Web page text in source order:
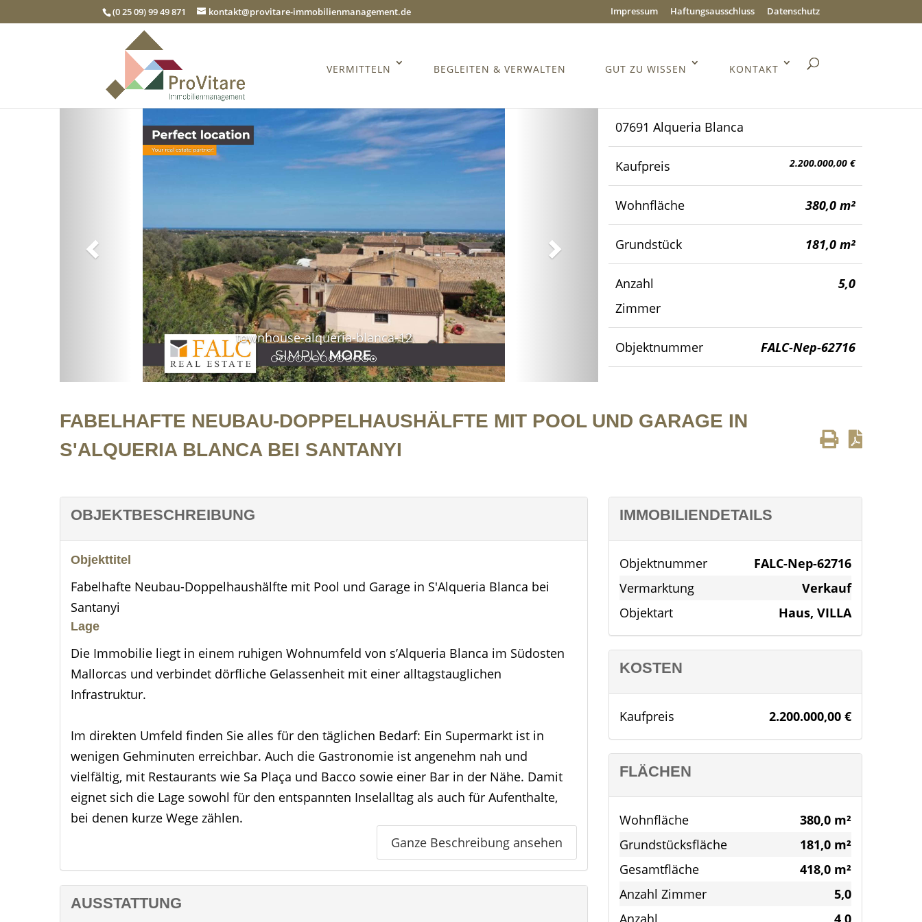
(0 25 09) 99 49 871 kontakt@provitare-immobilienmanagement.de Impressum Haftungsausschluss Datenschutz
VERMITTELN BEGLEITEN & VERWALTEN GUT ZU WISSEN KONTAKT
townhouse-alqueria-blanca-12
07691 Alqueria Blanca
Kaufpreis 2.200.000,00 €
Wohnfläche 380,0 m²
Grundstück 181,0 m²
Anzahl
Zimmer
5,0
Objektnummer FALC-Nep-62716
FABELHAFTE NEUBAU-DOPPELHAUSHÄLFTE MIT POOL UND GARAGE IN
S'ALQUERIA BLANCA BEI SANTANYI
OBJEKTBESCHREIBUNG
Objekttitel
Fabelhafte Neubau-Doppelhaushälfte mit Pool und Garage in S'Alqueria Blanca bei
Santanyi
Lage
Die Immobilie liegt in einem ruhigen Wohnumfeld von s’Alqueria Blanca im Südosten
Mallorcas und verbindet dörfliche Gelassenheit mit einer alltagstauglichen
Infrastruktur.
Im direkten Umfeld finden Sie alles für den täglichen Bedarf: Ein Supermarkt ist in
wenigen Gehminuten erreichbar. Auch die Gastronomie ist angenehm nah und
vielfältig, mit Restaurants wie Sa Plaça und Bacco sowie einer Bar in der Nähe. Damit
eignet sich die Lage sowohl für den entspannten Inselalltag als auch für Aufenthalte,
bei denen kurze Wege zählen.
Für die Mobilität ist ebenfalls gut gesorgt. Eine Bushaltestelle liegt fußläufig, sodass Sie
Region in kurzer Zeit, was Ausflüge an die Küste und in die umliegenden Orte
Ganze Beschreibung ansehen
AUSSTATTUNG
IMMOBILIENDETAILS
Objektnummer
FALC-Nep-62716
Vermarktung
Verkauf
Objektart
Haus, VILLA
KOSTEN
Kaufpreis 2.200.000,00 €
FLÄCHEN
Wohnfläche
380,0 m²
Grundstücksfläche
181,0 m²
Gesamtfläche
418,0 m²
Anzahl Zimmer
5,0
Anzahl
4,0